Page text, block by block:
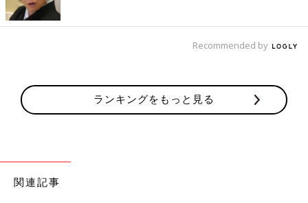
ていいし、人の体に触らなくていいし、いちばん医者っぽくない
な、って。もともと人としゃべることは大好きだし、大好きな哲
最愛のパートナーとの出会いと別れ
Tomy ジョセフィーヌと出会った当時、アテクシは自分らしく
生きる、とかどうでもいいと思ってたんだけど、彼はアテクシと
Recommended by
ランキングをもっと見る
関連記事